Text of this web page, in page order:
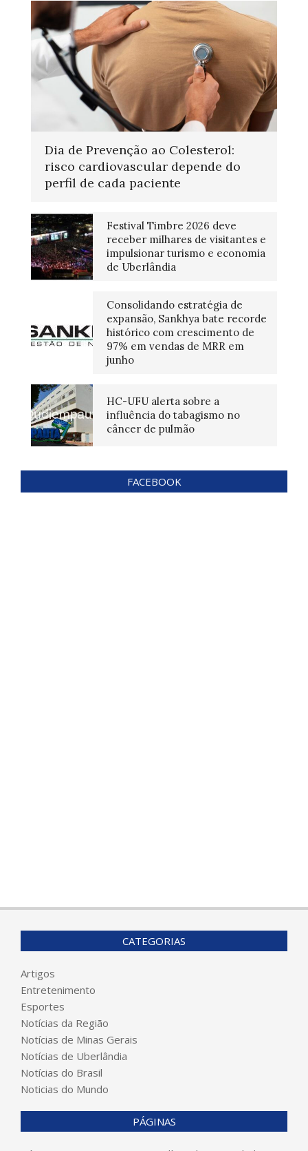
Dia de Prevenção ao Colesterol:
risco cardiovascular depende do
perfil de cada paciente
Festival Timbre 2026 deve
receber milhares de visitantes e
impulsionar turismo e economia
de Uberlândia
Consolidando estratégia de
expansão, Sankhya bate recorde
histórico com crescimento de
97% em vendas de MRR em
junho
HC-UFU alerta sobre a
influência do tabagismo no
câncer de pulmão
FACEBOOK
CATEGORIAS
Artigos
Entretenimento
Esportes
Notícias da Região
Notícias de Minas Gerais
Notícias de Uberlândia
Notícias do Brasil
Noticias do Mundo
PÁGINAS